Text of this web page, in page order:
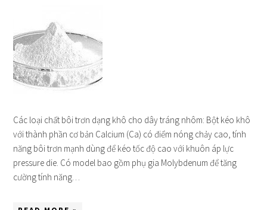
Các loại chất bôi trơn dạng khô cho dây tráng nhôm: Bột kéo khô
với thành phần cơ bản Calcium (Ca) có điểm nóng chảy cao, tính
năng bôi trơn mạnh dùng để kéo tốc độ cao với khuôn áp lực
pressure die. Có model bao gồm phụ gia Molybdenum để tăng
cường tính năng…